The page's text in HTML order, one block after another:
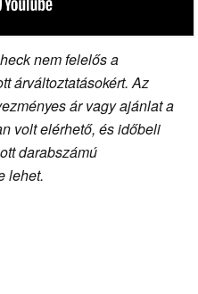
nem felelős a
árváltoztatásokért. Az
ár vagy ajánlat a
volt elérhető, és időbeli
darabszámú
lehet.